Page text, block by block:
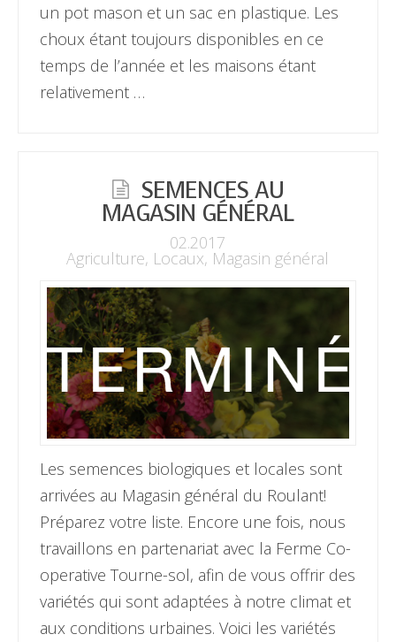
un pot mason et un sac en plastique. Les
choux étant toujours disponibles en ce
temps de l’année et les maisons étant
relativement …
SEMENCES AU
MAGASIN GÉNÉRAL
02.2017
Agriculture, Locaux, Magasin général
Les semences biologiques et locales sont
arrivées au Magasin général du Roulant!
Préparez votre liste. Encore une fois, nous
travaillons en partenariat avec la Ferme Co-
operative Tourne-sol, afin de vous offrir des
variétés qui sont adaptées à notre climat et
aux conditions urbaines. Voici les variétés